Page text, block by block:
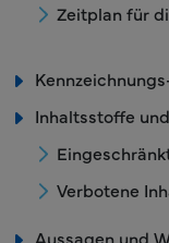
Zeitplan für
Inhaltsstoffe
Verbotene
Aussagen und